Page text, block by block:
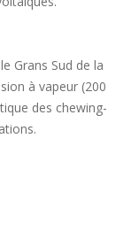
Grans Sud de la
à vapeur (200
des chewing-